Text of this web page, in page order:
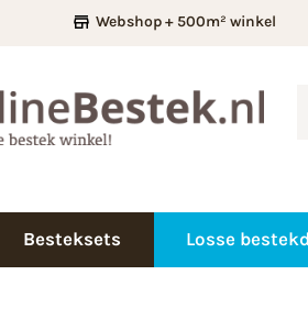
Webshop + 500m² winkel
Besteksets Losse